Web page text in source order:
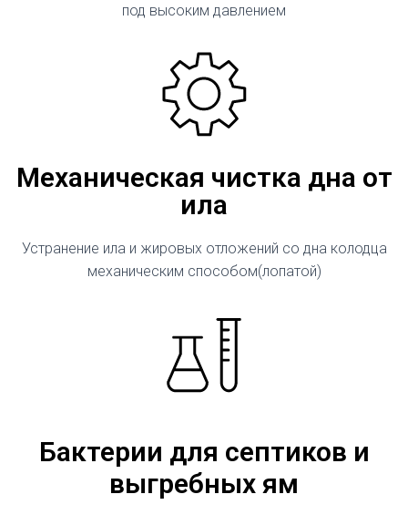
под высоким давлением
Механическая чистка дна от
ила
Устранение ила и жировых отложений со дна колодца
механическим способом(лопатой)
Бактерии для септиков и
выгребных ям